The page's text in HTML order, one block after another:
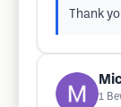
Thank
1